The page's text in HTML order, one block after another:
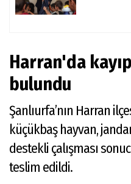
Harran'da
bulundu
Şanlıurfa’nın Harran
küçükbaş hayvan,
destekli çalışması
teslim edildi.